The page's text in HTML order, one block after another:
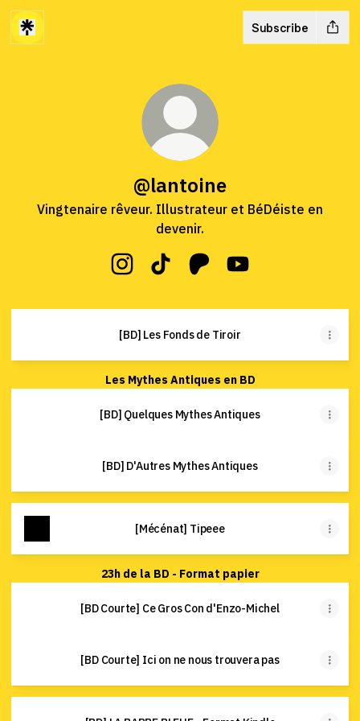
Subscribe
@lantoine
Vingtenaire rêveur. Illustrateur et BéDéiste en
devenir.
[BD] Les Fonds de Tiroir
Les Mythes Antiques en BD
[BD] Quelques Mythes Antiques
[BD] D'Autres Mythes Antiques
[Mécénat] Tipeee
23h de la BD - Format papier
[BD Courte] Ce Gros Con d'Enzo-Michel
[BD Courte] Ici on ne nous trouvera pas